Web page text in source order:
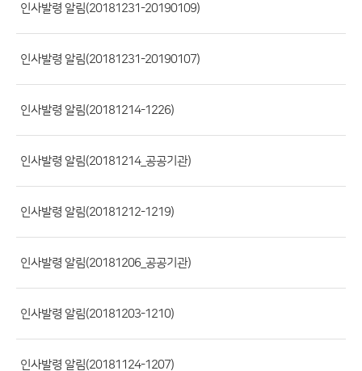
제
목,
등
부
파
일,
회
수)
인사발령 알림(20181231-20190109)
인사발령 알림(20181231-20190107)
인사발령 알림(20181214-1226)
인사발령 알림(20181214_공공기관)
인사발령 알림(20181212-1219)
인사발령 알림(20181206_공공기관)
인사발령 알림(20181203-1210)
인사발령 알림(20181124-1207)